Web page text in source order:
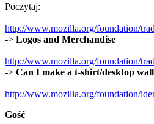
Poczytaj:
http://www.mozilla.org/foundation/
-> Logos and Merchandise
http://www.mozilla.org/foundation/
-> Can I make a t-shirt/desktop
http://www.mozilla.org/foundation/
Gość